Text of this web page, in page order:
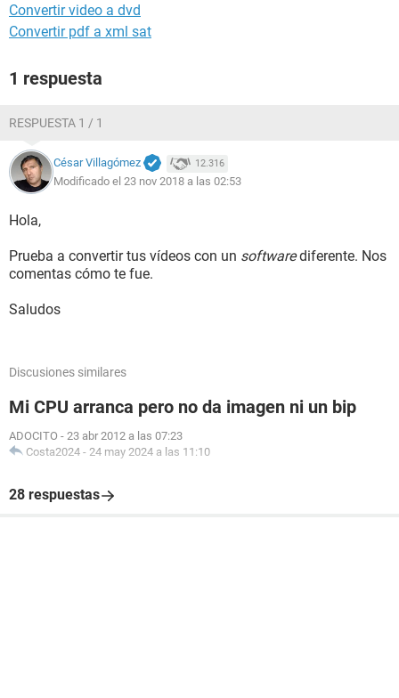
Convertir video a dvd
Convertir pdf a xml sat
1 respuesta
RESPUESTA 1 / 1
César Villagómez 12.316
Modificado el 23 nov 2018 a las 02:53
Hola,
Prueba a convertir tus vídeos con un softwarediferente. Nos
comentas cómo te fue.
Saludos
Discusiones similares
Mi CPU arranca pero no da imagen ni un bip
ADOCITO - 23 abr 2012 a las 07:23
Costa2024 - 24 may 2024 a las 11:10
28 respuestas